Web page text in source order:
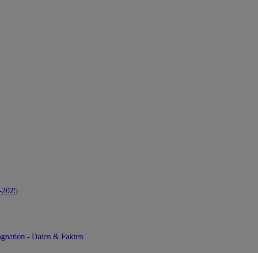
2025
- Daten & Fakten